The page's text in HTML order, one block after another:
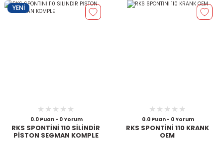
YENİ
0.0 Puan - 0 Yorum
RKS SPONTİNİ 110 SİLİNDİR
PİSTON SEGMAN KOMPLE
0.0 Puan - 0 Yorum
RKS SPONTİNİ 110 KRANK
OEM